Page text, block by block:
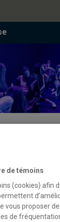
de témoins
(cookies) afin
vous proposer
de